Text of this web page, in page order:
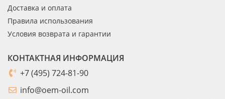
Доставка и оплата
Правила использования
Условия возврата и гарантии
КОНТАКТНАЯ ИНФОРМАЦИЯ
+7 (495) 724-81-90
info@oem-oil.com